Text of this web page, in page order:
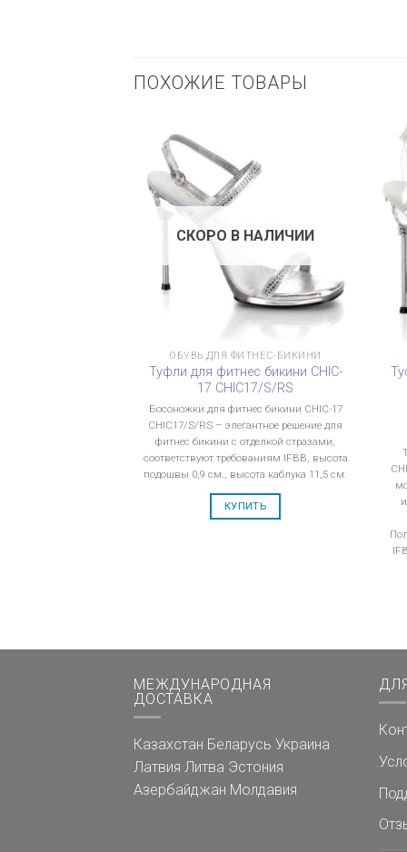
ПОХОЖИЕ ТОВАРЫ
СКОРО В НАЛИЧИИ
ОБУВЬ ДЛЯ ФИТНЕС-БИКИНИ
Туфли для фитнес бикини CHIC-
17 CHIC17/S/RS
Босоножки для фитнес бикини CHIC-17
CHIC17/S/RS – элегантное решение для
фитнес бикини с отделкой стразами,
соответствуют требованиям IFBB, высота
подошвы 0,9 см., высота каблука 11,5 см.
КУПИТЬ
МЕЖДУНАРОДНАЯ
ДОСТАВКА
Казахстан Беларусь Украина
Латвия Литва Эстония
Азербайджан Молдавия